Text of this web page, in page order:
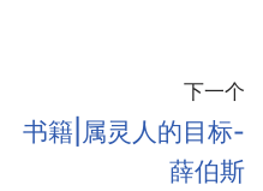
下一个
书籍|属灵人的目标-
薛伯斯